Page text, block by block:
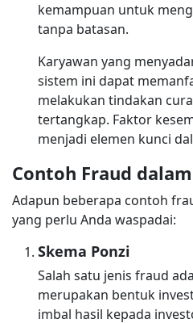
kemampuan untuk
tanpa batasan.
Karyawan yang
sistem ini dapat
melakukan tindakan
tertangkap. Faktor
menjadi elemen kunci
Contoh Fraud
Adapun beberapa contoh
yang perlu Anda waspadai:
Skema Ponzi
Salah satu jenis fraud
merupakan bentuk
imbal hasil kepada